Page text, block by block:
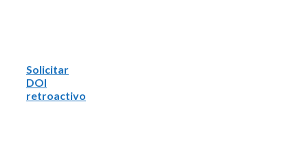
Solicitar
DOI
retroactivo